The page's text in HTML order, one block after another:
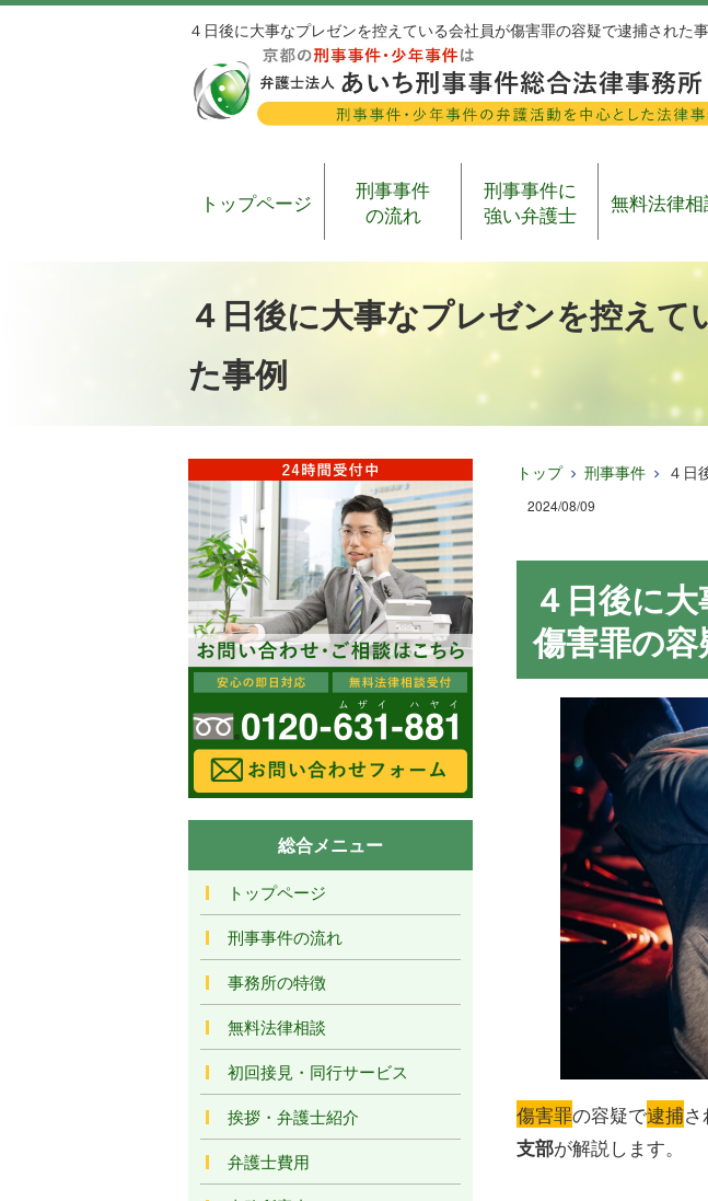
４日後に大事なプレゼンを控えている会社員が傷害罪の容疑で逮捕された
トップページ
刑事事件
の流れ
刑事事件に
強い弁護士
無料法律相
４日後に大事なプレゼンを控え
た事例
トップ 刑事事件 ４日
2024/08/09
４日後に
傷害罪の
傷害罪の容疑で逮捕さ
支部が解説します。
総合メニュー
トップページ
刑事事件の流れ
事務所の特徴
無料法律相談
初回接見・同行サービス
挨拶・弁護士紹介
弁護士費用